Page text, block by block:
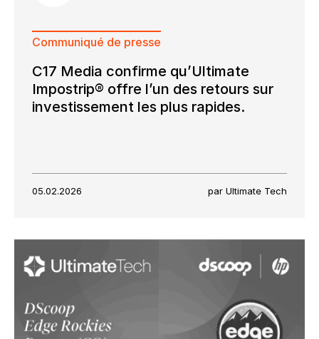
Communiqué de presse
C17 Media confirme qu’Ultimate
Impostrip® offre l’un des retours sur
investissement les plus rapides.
05.02.2026 par Ultimate Tech